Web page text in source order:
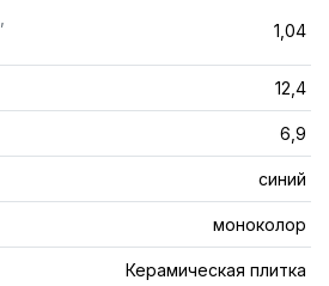
1,04
12,4
6,9
синий
моноколор
Керамическая плитка